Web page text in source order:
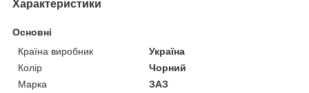
Характеристики
Основні
Країна виробник
Україна
Колір
Чорний
Марка
ЗАЗ